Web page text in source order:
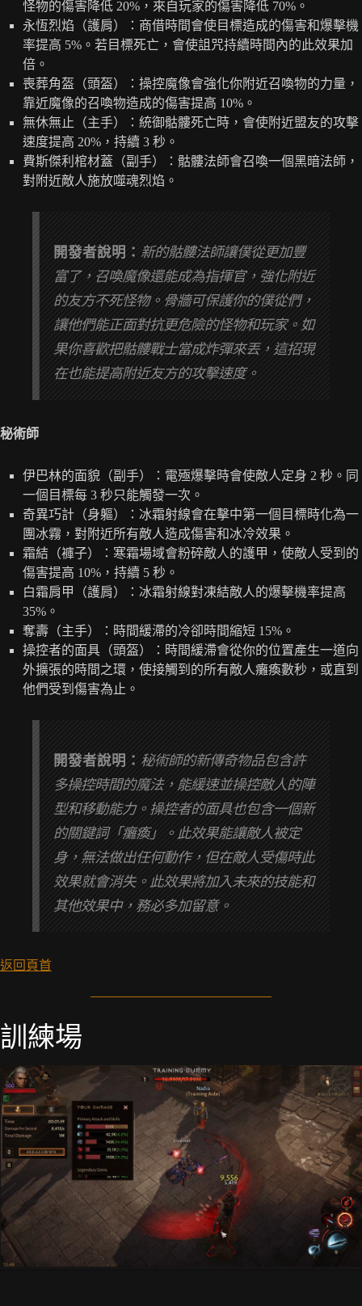
怪物的傷害降低 20%，來自玩家的傷害降低 70%。
永恆烈焰（護肩）：商借時間會使目標造成的傷害和爆擊機
率提高 5%。若目標死亡，會使詛咒持續時間內的此效果加
倍。
喪葬角盔（頭盔）：操控魔像會強化你附近召喚物的力量，
靠近魔像的召喚物造成的傷害提高 10%。
無休無止（主手）：統御骷髏死亡時，會使附近盟友的攻擊
速度提高 20%，持續 3 秒。
費斯傑利棺材蓋（副手）：骷髏法師會召喚一個黑暗法師，
對附近敵人施放噬魂烈焰。
開發者說明： 新的骷髏法師讓僕從更加豐
富了，召喚魔像還能成為指揮官，強化附近
的友方不死怪物。骨牆可保護你的僕從們，
讓他們能正面對抗更危險的怪物和玩家。如
果你喜歡把骷髏戰士當成炸彈來丟，這招現
在也能提高附近友方的攻擊速度。
秘術師
伊巴林的面貌（副手）：電殛爆擊時會使敵人定身 2 秒。同
一個目標每 3 秒只能觸發一次。
奇異巧計（身軀）：冰霜射線會在擊中第一個目標時化為一
團冰霧，對附近所有敵人造成傷害和冰冷效果。
霜結（褲子）：寒霜場域會粉碎敵人的護甲，使敵人受到的
傷害提高 10%，持續 5 秒。
白霜肩甲（護肩）：冰霜射線對凍結敵人的爆擊機率提高
35%。
奪壽（主手）：時間緩滯的冷卻時間縮短 15%。
操控者的面具（頭盔）：時間緩滯會從你的位置產生一道向
外擴張的時間之環，使接觸到的所有敵人癱瘓數秒，或直到
他們受到傷害為止。
開發者說明： 秘術師的新傳奇物品包含許
多操控時間的魔法，能緩速並操控敵人的陣
型和移動能力。操控者的面具也包含一個新
的關鍵詞「癱瘓」。此效果能讓敵人被定
身，無法做出任何動作，但在敵人受傷時此
效果就會消失。此效果將加入未來的技能和
其他效果中，務必多加留意。
返回頁首
訓練場